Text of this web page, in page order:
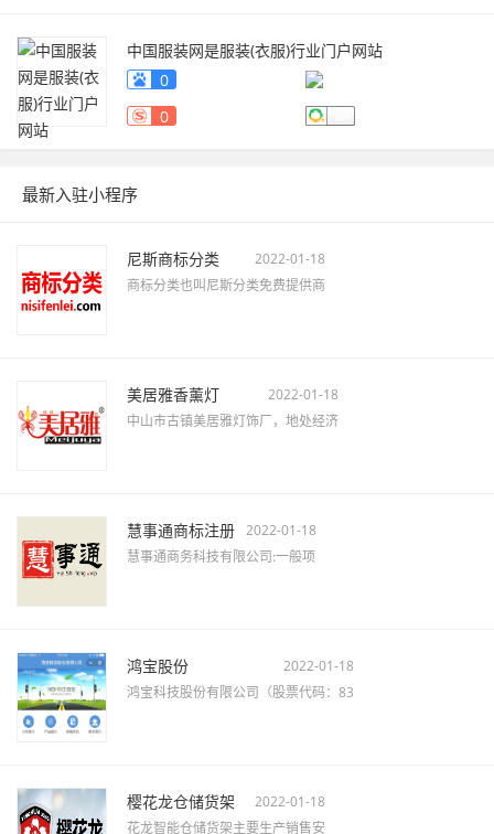
中国服装网是服装(衣服)行业门户网站
fuzhuang.qiyeku.cn
0
0
最新入驻小程序
尼斯商标分类
2022-01-18
商标分类也叫尼斯分类免费提供商
美居雅香薰灯
2022-01-18
中山市古镇美居雅灯饰厂，地处经济
慧事通商标注册 2022-01-18
慧事通商务科技有限公司:一般项
鸿宝股份
2022-01-18
鸿宝科技股份有限公司（股票代码：83
樱花龙仓储货架
2022-01-18
花龙智能仓储货架主要生产销售安